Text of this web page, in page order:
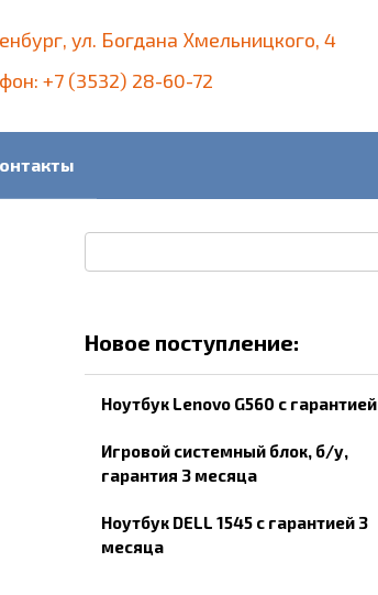
ул. Богдана Хмельницкого, 4
+7 (3532) 28-60-72
Новое поступление:
Ноутбук Lenovo G560 с гарантией
Игровой системный блок, б/у,
гарантия 3 месяца
Ноутбук DELL 1545 с гарантией 3
месяца